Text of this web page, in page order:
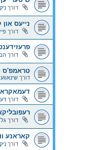
דורך
נייעס
דורך
דורך
טראמפ'ס
דורך
דורך
דורך
קאראנע
דורך